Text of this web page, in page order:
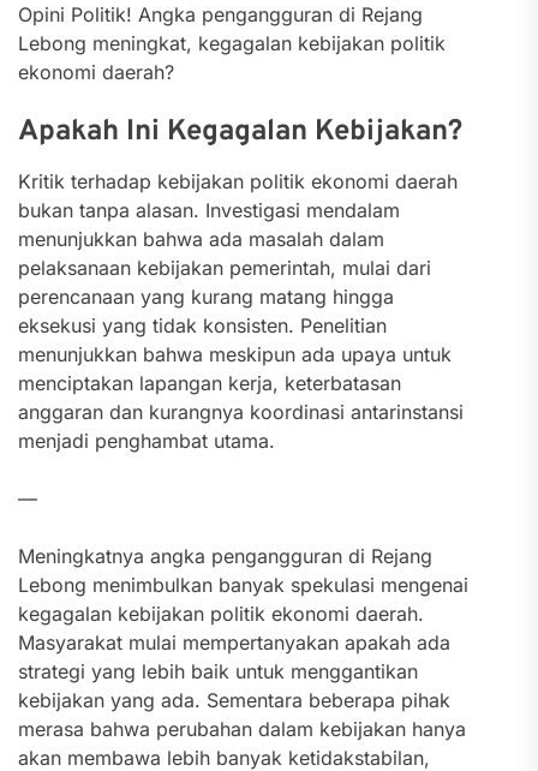
Opini Politik! Angka pengangguran di Rejang
Lebong meningkat, kegagalan kebijakan politik
ekonomi daerah?
Apakah Ini Kegagalan Kebijakan?
Kritik terhadap kebijakan politik ekonomi daerah
bukan tanpa alasan. Investigasi mendalam
menunjukkan bahwa ada masalah dalam
pelaksanaan kebijakan pemerintah, mulai dari
perencanaan yang kurang matang hingga
eksekusi yang tidak konsisten. Penelitian
menunjukkan bahwa meskipun ada upaya untuk
menciptakan lapangan kerja, keterbatasan
anggaran dan kurangnya koordinasi antarinstansi
menjadi penghambat utama.
—
Meningkatnya angka pengangguran di Rejang
Lebong menimbulkan banyak spekulasi mengenai
kegagalan kebijakan politik ekonomi daerah.
Masyarakat mulai mempertanyakan apakah ada
strategi yang lebih baik untuk menggantikan
kebijakan yang ada. Sementara beberapa pihak
merasa bahwa perubahan dalam kebijakan hanya
akan membawa lebih banyak ketidakstabilan,